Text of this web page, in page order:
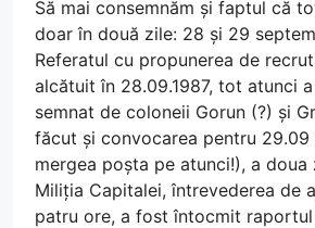
Să mai consemnăm și faptul că
doar în două zile: 28 și 29
Referatul cu propunerea de
alcătuit în 28.09.1987, tot atunci
semnat de coloneii Gorun (?) și
făcut și convocarea pentru 29.09
mergea poșta pe atunci!), a
Miliția Capitalei, întrevederea de
patru ore, a fost întocmit